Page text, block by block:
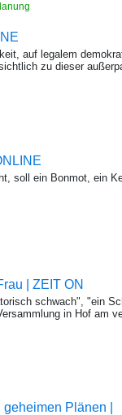
auf legalem
zu dieser
soll ein Bonmot, ein
| ZEIT ON
schwach", "ein
in Hof am
Plänen |